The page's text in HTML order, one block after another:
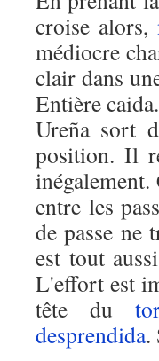
croise alors,
médiocre
clair dans
Entière
Ureña sort
position. Il
entre les
de passe ne
est tout
L'effort est
tête du
desprendida.